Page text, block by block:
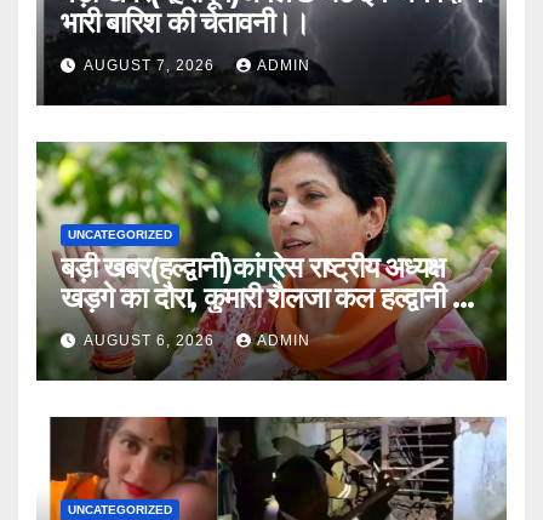
भारी बारिश की चेतावनी।।
AUGUST 7, 2026 ADMIN
UNCATEGORIZED
बड़ी खबर(हल्द्वानी)कांग्रेस राष्ट्रीय अध्यक्ष
खड़गे का दौरा, कुमारी शैलजा कल हल्द्वानी में
।।AUGUST 6, 2026 ADMIN
UNCATEGORIZED